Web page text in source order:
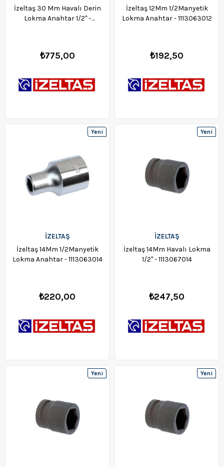
İzeltaş 30 Mm Havalı Derin
Lokma Anahtar 1/2" -
₺775,00
İzeltaş 12Mm 1/2Manyetik
Lokma Anahtar - 1113063012
₺192,50
İZELTAŞ
İzeltaş 14Mm 1/2Manyetik
Lokma Anahtar - 1113063014
₺220,00
Yeni
İZELTAŞ
İzeltaş 14Mm Havalı Lokma
1/2" - 1113067014
₺247,50
Yeni
Yeni
Yeni